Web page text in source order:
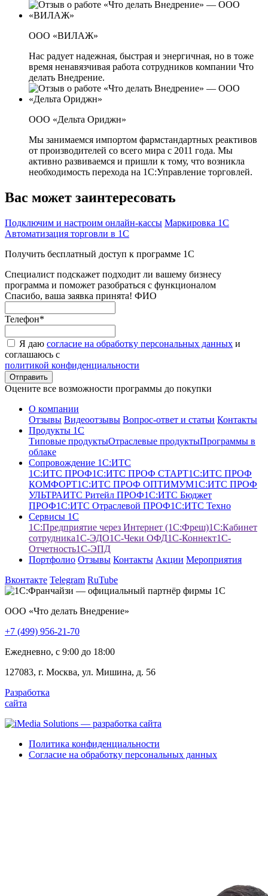
ООО «ВИЛАЖ»
Нас радует надежная, быстрая и энергичная, но в тоже
время ненавязчивая работа сотрудников компании Что
делать Внедрение.
ООО «Дельта Ориджн»
Мы занимаемся импортом фармстандартных реактивов
от производителей со всего мира с 2011 года. Мы
активно развиваемся и пришли к тому, что возникла
необходимость перехода на 1С:Управление торговлей.
Вас может заинтересовать
Подключим и настроим онлайн-кассы Маркировка 1С
Автоматизация торговли в 1С
Получить бесплатный доступ к программе 1С
Специалист подскажет подходит ли вашему бизнесу
программа и поможет разобраться с функционалом
Спасибо, ваша заявка принята! ФИО
Телефон*
Я даю согласие на обработку персональных данных и
соглашаюсь с
политикой конфиденциальности
Оцените все возможности программы до покупки
О компании
Отзывы Видеоотзывы Вопрос-ответ и статьи Контакты
Продукты 1С
Типовые продуктыОтраслевые продуктыПрограммы в
облаке
Сопровождение 1С:ИТС
1С:ИТС ПРОФ1С:ИТС ПРОФ СТАРТ1С:ИТС ПРОФ
КОМФОРТ1С:ИТС ПРОФ ОПТИМУМ1С:ИТС ПРОФ
УЛЬТРАИТС Ритейл ПРОФ1С:ИТС Бюджет
ПРОФ1С:ИТС Отраслевой ПРОФ1С:ИТС Техно
Сервисы 1С
1С:Предприятие через Интернет (1С:Фреш)1С:Кабинет
сотрудника1С-ЭДО1С-Чеки ОФД1С‑Коннект1C-
Отчетность1С-ЭПД
Портфолио Отзывы Контакты Акции Мероприятия
Вконтакте Telegram RuTube
ООО «Что делать Внедрение»
+7 (499) 956-21-70
Ежедневно, c 9:00 до 18:00
127083, г. Москва, ул. Мишина, д. 56
Разработка
сайта
Политика конфиденциальности
Согласие на обработку персональных данных